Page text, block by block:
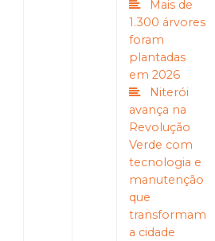
Mais de
1.300 árvores
foram
plantadas
em 2026
Niterói
avança na
Revolução
Verde com
tecnologia e
manutenção
que
transformam
a cidade